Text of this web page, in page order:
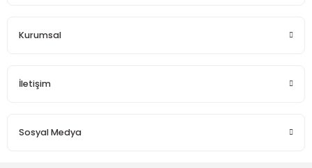
Kurumsal
İletişim
Sosyal Medya